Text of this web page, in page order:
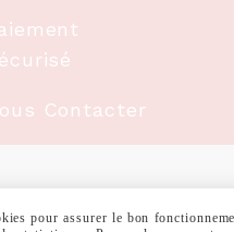
Contacter
MENTIONS LÉGALES
pour assurer le bon